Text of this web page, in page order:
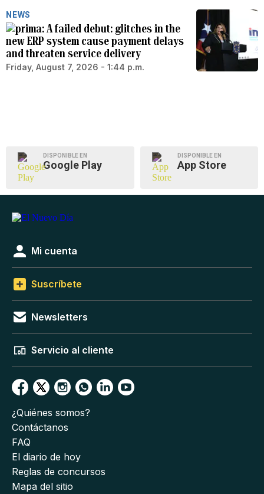
NEWS
A failed debut: glitches in the
new ERP system cause payment delays
and threaten service delivery
Friday, August 7, 2026 - 1:44 p.m.
DISPONIBLE EN
Google Play
DISPONIBLE EN
App Store
Mi cuenta
Suscríbete
Newsletters
Servicio al cliente
¿Quiénes somos?
Contáctanos
FAQ
El diario de hoy
Reglas de concursos
Mapa del sitio